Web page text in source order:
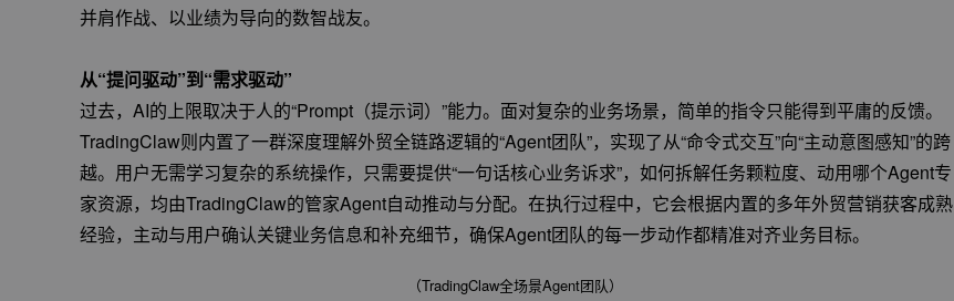
并肩作战、以业绩为导向的数智战友。
从“提问驱动”到“需求驱动”
过去，AI的上限取决于人的“Prompt（提示词）”能力。面对复杂的业务场景，简单的指令只能得到平庸的反馈。
TradingClaw则内置了一群深度理解外贸全链路逻辑的“Agent团队”，实现了从“命令式交互”向“主动意图感知”的跨
越。用户无需学习复杂的系统操作，只需要提供“一句话核心业务诉求”，如何拆解任务颗粒度、动用哪个Agent专
家资源，均由TradingClaw的管家Agent自动推动与分配。在执行过程中，它会根据内置的多年外贸营销获客成熟
经验，主动与用户确认关键业务信息和补充细节，确保Agent团队的每一步动作都精准对齐业务目标。
                                                                          （TradingClaw全场景Agent团队）